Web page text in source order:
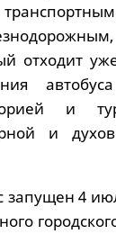
отходит
автобуса
и
и
запущен 4